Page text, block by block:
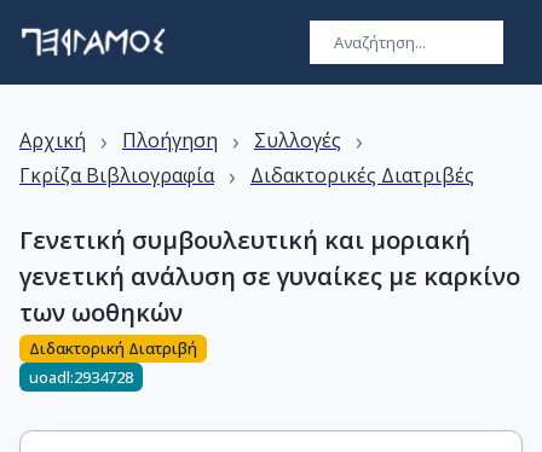
Αρχική › Πλοήγηση › Συλλογές ›
Γκρίζα Βιβλιογραφία › Διδακτορικές Διατριβές
Γενετική συμβουλευτική και μοριακή
γενετική ανάλυση σε γυναίκες με καρκίνο
των ωοθηκών
Διδακτορική Διατριβή
uoadl:2934728